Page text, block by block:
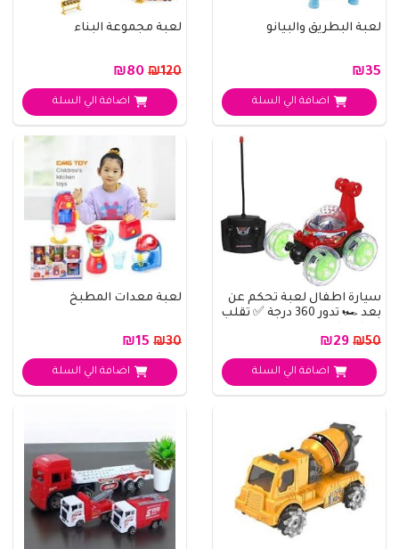
لعبة البطريق والبيانو
₪35
اضافة الي السلة
لعبة مجموعة البناء
₪120
اضافة الي السلة
سيارة اطفال لعبة تحكم عن
بعد 🏎️ تدور 360 درجة ✅ تقلب
₪50
اضافة الي السلة
لعبة معدات المطبخ
₪30
اضافة الي السلة